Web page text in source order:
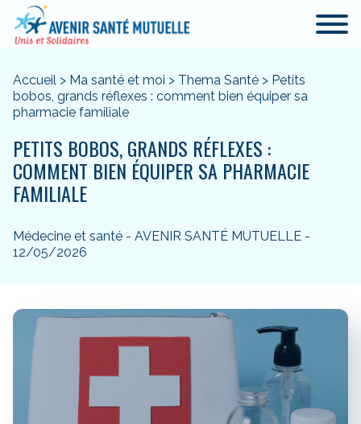
Accueil > Ma santé et moi > Thema Santé > Petits
bobos, grands réflexes : comment bien équiper sa
pharmacie familiale
PETITS BOBOS, GRANDS RÉFLEXES :
COMMENT BIEN ÉQUIPER SA PHARMACIE
FAMILIALE
Médecine et santé - AVENIR SANTÉ MUTUELLE -
12/05/2026